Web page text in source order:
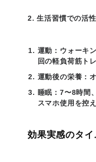
2. 生活習慣での活性
運動：ウォーキ
回の軽負荷筋トレ
運動後の栄養：
睡眠：7〜8時間
スマホ使用を控
効果実感のタイ